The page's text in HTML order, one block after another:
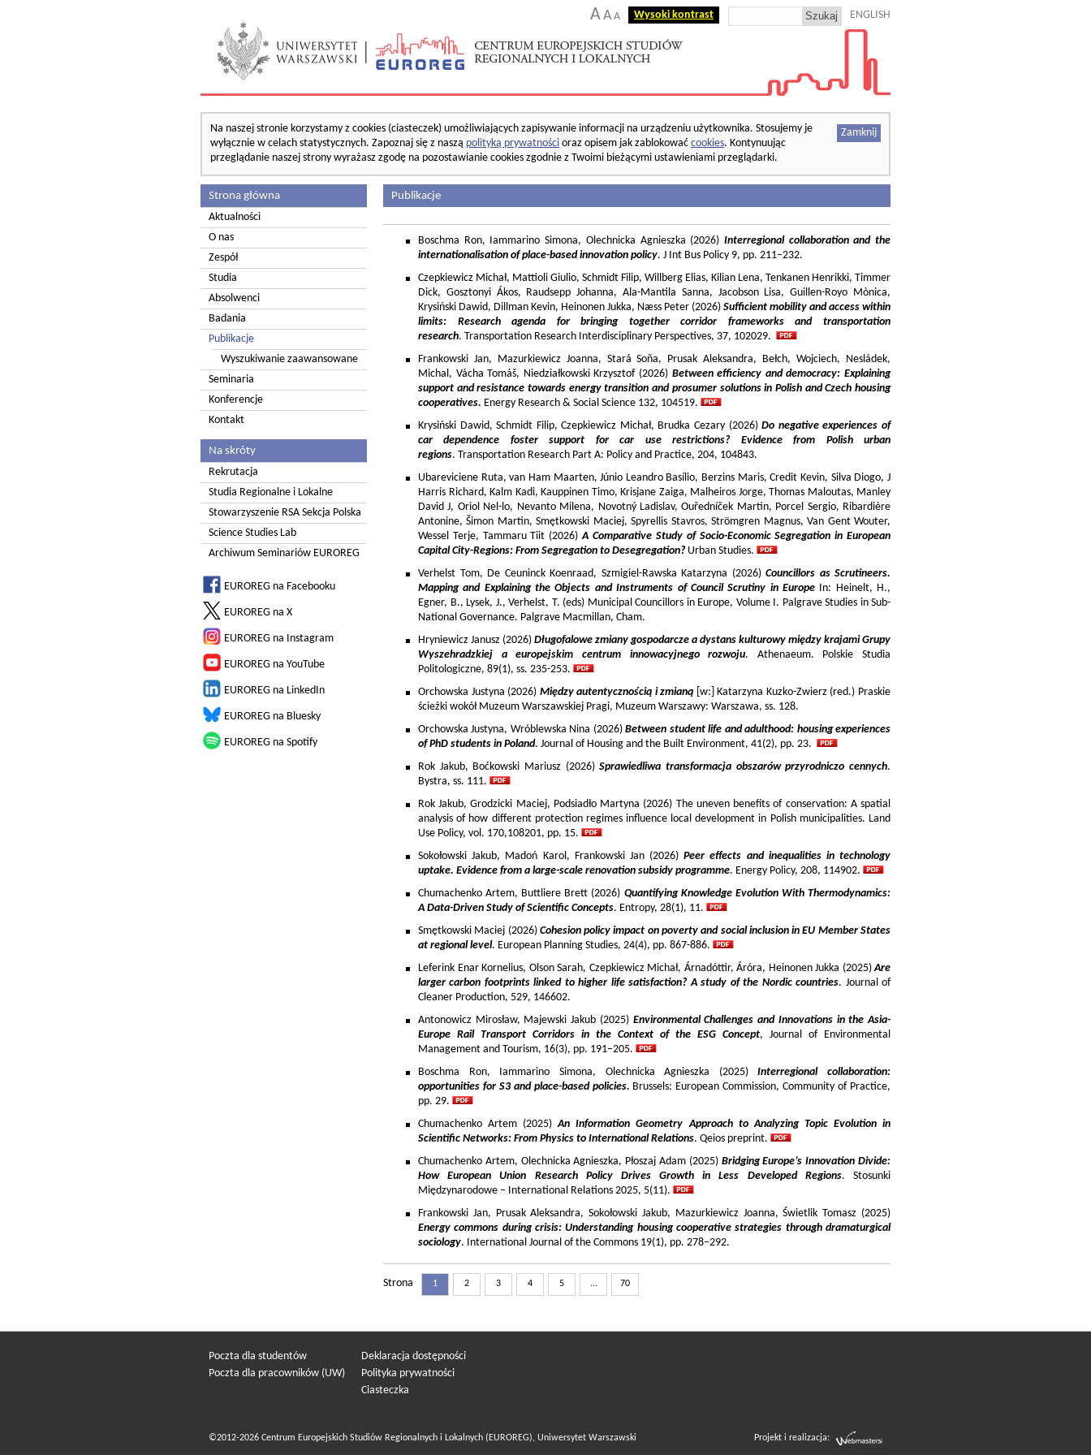
AA A Wysoki kontrast ENGLISH
Zamknij
Na naszej stronie korzystamy z cookies (ciasteczek) umożliwiających zapisywanie informacji na urządzeniu użytkownika. Stosujemy je
wyłącznie w celach statystycznych. Zapoznaj się z naszą polityką prywatności oraz opisem jak zablokować cookies. Kontynuując
przeglądanie naszej strony wyrażasz zgodę na pozostawianie cookies zgodnie z Twoimi bieżącymi ustawieniami przeglądarki.
Strona główna
Aktualności
O nas
Zespół
Studia
Absolwenci
Badania
Publikacje
Wyszukiwanie zaawansowane
Seminaria
Konferencje
Kontakt
Na skróty
Rekrutacja
Studia Regionalne i Lokalne
Stowarzyszenie RSA Sekcja Polska
Science Studies Lab
Archiwum Seminariów EUROREG
EUROREG na Facebooku
EUROREG na X
EUROREG na Instagram
EUROREG na YouTube
EUROREG na LinkedIn
EUROREG na Bluesky
EUROREG na Spotify
Publikacje
Boschma Ron, Iammarino Simona, Olechnicka Agnieszka (2026) Interregional collaboration and the
internationalisation of place-based innovation policy. J Int Bus Policy 9, pp. 211–232.
Czepkiewicz Michał, Mattioli Giulio, Schmidt Filip, Willberg Elias, Kilian Lena, Tenkanen Henrikki, Timmer
Dick, Gosztonyi Ákos, Raudsepp Johanna, Ala-Mantila Sanna, Jacobson Lisa, Guillen-Royo Mònica,
Krysiński Dawid, Dillman Kevin, Heinonen Jukka, Næss Peter (2026) Sufficient mobility and access within
limits: Research agenda for bringing together corridor frameworks and transportation
research. Transportation Research Interdisciplinary Perspectives, 37, 102029.
Frankowski Jan, Mazurkiewicz Joanna, Stará Soňa, Prusak Aleksandra, Bełch, Wojciech, Nesládek,
Michal, Vácha Tomáš, Niedziałkowski Krzysztof (2026) Between efficiency and democracy: Explaining
support and resistance towards energy transition and prosumer solutions in Polish and Czech housing
cooperatives. Energy Research & Social Science 132, 104519.
Krysiński Dawid, Schmidt Filip, Czepkiewicz Michał, Brudka Cezary (2026)Do negative experiences of
car dependence foster support for car use restrictions? Evidence from Polish urban
regions. Transportation Research Part A: Policy and Practice, 204, 104843.
Ubareviciene Ruta, van Ham Maarten, Júnio Leandro Basílio, Berzins Maris, Credit Kevin, Silva Diogo, J
Harris Richard, Kalm Kadi, Kauppinen Timo, Krisjane Zaiga, Malheiros Jorge, Thomas Maloutas, Manley
David J, Oriol Nel-lo, Nevanto Milena, Novotný Ladislav, Ouředníček Martin, Porcel Sergio, Ribardière
Antonine, Šimon Martin, Smętkowski Maciej, Spyrellis Stavros, Strömgren Magnus, Van Gent Wouter,
Wessel Terje, Tammaru Tiit (2026)A Comparative Study of Socio-Economic Segregation in European
Capital City-Regions: From Segregation to Desegregation?Urban Studies.
Verhelst Tom, De Ceuninck Koenraad, Szmigiel-Rawska Katarzyna (2026) Councillors as Scrutineers.
Mapping and Explaining the Objects and Instruments of Council Scrutiny in EuropeIn: Heinelt, H.,
Egner, B., Lysek, J., Verhelst, T. (eds) Municipal Councillors in Europe, Volume I. Palgrave Studies in Sub-
National Governance. Palgrave Macmillan, Cham.
Hryniewicz Janusz (2026) Długofalowe zmiany gospodarcze a dystans kulturowy między krajami Grupy
Wyszehradzkiej a europejskim centrum innowacyjnego rozwoju. Athenaeum. Polskie Studia
Politologiczne, 89(1), ss. 235-253.
Orchowska Justyna (2026) Między autentycznością i zmianą [w:] Katarzyna Kuzko-Zwierz (red.) Praskie
ścieżki wokół Muzeum Warszawskiej Pragi, Muzeum Warszawy: Warszawa, ss. 128.
Orchowska Justyna, Wróblewska Nina (2026)Between student life and adulthood: housing experiences
of PhD students in Poland. Journal of Housing and the Built Environment, 41(2), pp. 23.
Rok Jakub, Boćkowski Mariusz (2026)Sprawiedliwa transformacja obszarów przyrodniczo cennych.
Bystra, ss. 111.
Rok Jakub, Grodzicki Maciej, Podsiadło Martyna (2026) The uneven benefits of conservation: A spatial
analysis of how different protection regimes influence local development in Polish municipalities. Land
Use Policy, vol. 170,108201, pp. 15.
Sokołowski Jakub, Madoń Karol, Frankowski Jan (2026)Peer effects and inequalities in technology
uptake. Evidence from a large-scale renovation subsidy programme. Energy Policy, 208, 114902.
Chumachenko Artem, Buttliere Brett (2026) Quantifying Knowledge Evolution With Thermodynamics:
A Data-Driven Study of Scientific Concepts. Entropy, 28(1), 11.
Smętkowski Maciej (2026) Cohesion policy impact on poverty and social inclusion in EU Member States
at regional level. European Planning Studies, 24(4), pp. 867-886.
Leferink Enar Kornelius, Olson Sarah, Czepkiewicz Michał, Árnadóttir, Áróra, Heinonen Jukka (2025)Are
larger carbon footprints linked to higher life satisfaction? A study of the Nordic countries. Journal of
Cleaner Production, 529, 146602.
Antonowicz Mirosław, Majewski Jakub (2025) Environmental Challenges and Innovations in the Asia-
Europe Rail Transport Corridors in the Context of the ESG Concept, Journal of Environmental
Management and Tourism, 16(3), pp. 191–205.
Boschma Ron, Iammarino Simona, Olechnicka Agnieszka (2025)Interregional collaboration:
opportunities for S3 and place-based policies. Brussels: European Commission, Community of Practice,
pp. 29.
Chumachenko Artem (2025)An Information Geometry Approach to Analyzing Topic Evolution in
Scientific Networks: From Physics to International Relations. Qeios preprint.
Chumachenko Artem, Olechnicka Agnieszka, Płoszaj Adam (2025) Bridging Europe’s Innovation Divide:
How European Union Research Policy Drives Growth in Less Developed Regions. Stosunki
Międzynarodowe – International Relations 2025, 5(11).
Frankowski Jan, Prusak Aleksandra, Sokołowski Jakub, Mazurkiewicz Joanna, Świetlik Tomasz (2025)
Energy commons during crisis: Understanding housing cooperative strategies through dramaturgical
sociology. International Journal of the Commons 19(1), pp. 278–292.
Strona 1 2 3 4 5 ... 70
Poczta dla studentów
Poczta dla pracowników (UW)
Deklaracja dostępności
Polityka prywatności
Ciasteczka
©2012-2026 Centrum Europejskich Studiów Regionalnych i Lokalnych (EUROREG), Uniwersytet Warszawski Projekt i realizacja: